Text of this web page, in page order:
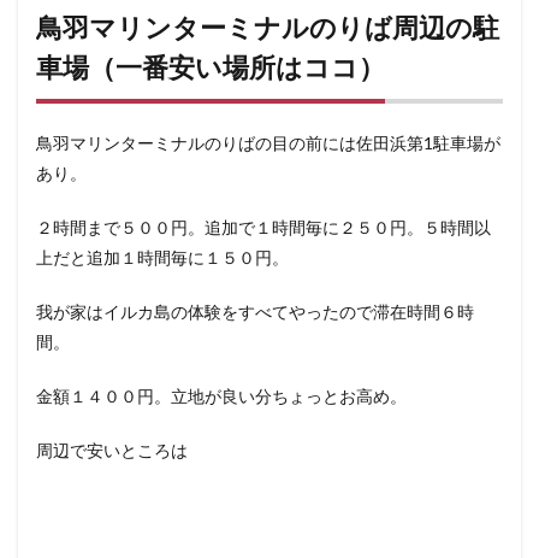
鳥羽マリンターミナルのりば周辺の駐
車場（一番安い場所はココ）
鳥羽マリンターミナルのりばの目の前には佐田浜第1駐車場が
あり。
２時間まで５００円。追加で１時間毎に２５０円。５時間以
上だと追加１時間毎に１５０円。
我が家はイルカ島の体験をすべてやったので滞在時間６時
間。
金額１４００円。立地が良い分ちょっとお高め。
周辺で安いところは